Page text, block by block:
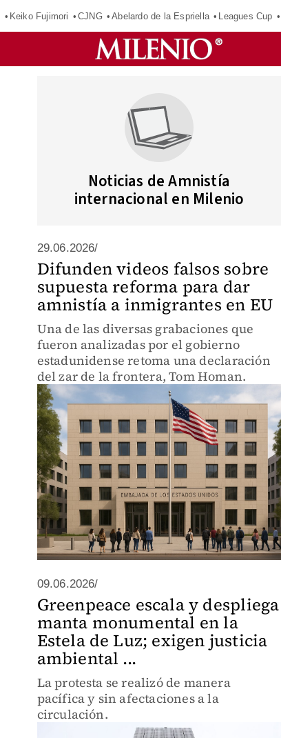
Keiko Fujimori CJNG Abelardo de la Espriella Leagues Cup
Noticias de Amnistía
internacional en Milenio
29.06.2026/
Difunden videos falsos sobre
supuesta reforma para dar
amnistía a inmigrantes en EU
Una de las diversas grabaciones que
fueron analizadas por el gobierno
estadunidense retoma una declaración
del zar de la frontera, Tom Homan.
09.06.2026/
Greenpeace escala y despliega
manta monumental en la
Estela de Luz; exigen justicia
ambiental ...
La protesta se realizó de manera
pacífica y sin afectaciones a la
circulación.